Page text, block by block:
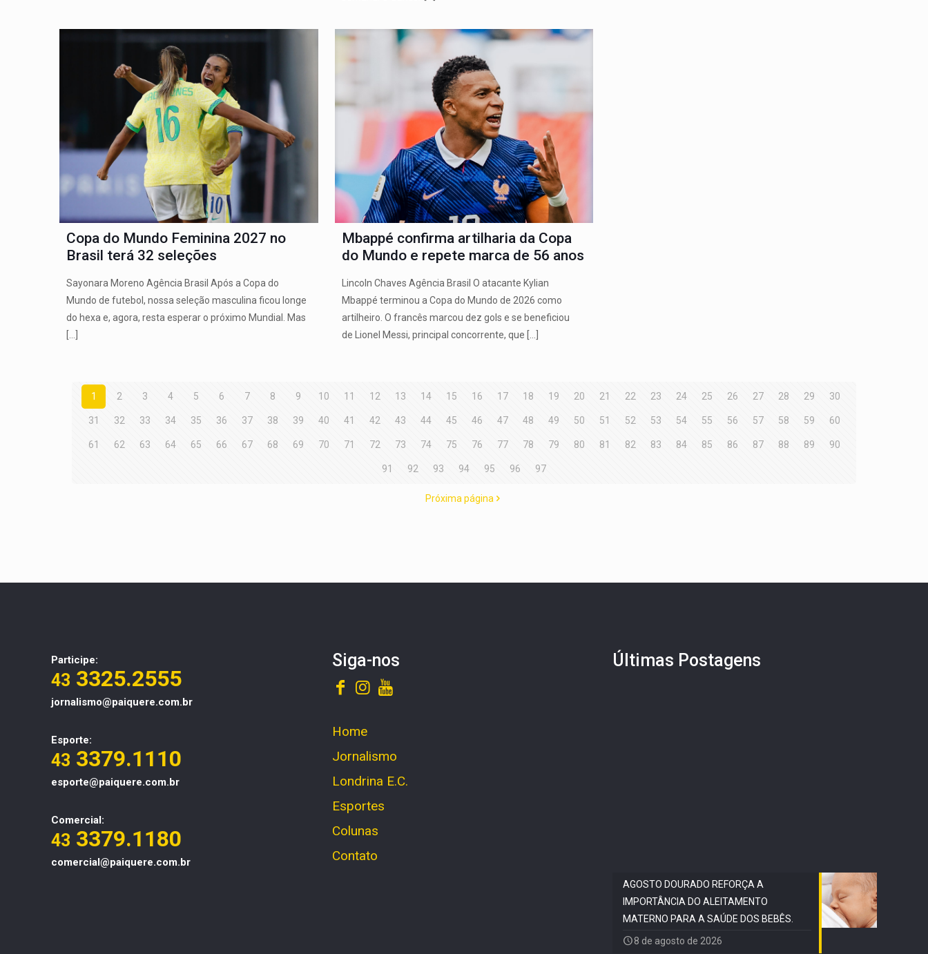
Copa do Mundo Feminina 2027 no
Brasil terá 32 seleções
Sayonara Moreno Agência Brasil Após a Copa do
Mundo de futebol, nossa seleção masculina ficou longe
do hexa e, agora, resta esperar o próximo Mundial. Mas
Mbappé confirma artilharia da Copa
do Mundo e repete marca de 56 anos
Lincoln Chaves Agência Brasil O atacante Kylian
Mbappé terminou a Copa do Mundo de 2026 como
artilheiro. O francês marcou dez gols e se beneficiou
de Lionel Messi, principal concorrente, que
1 2 3 4 5 6 7 8 9 10 11 12 13 14 15 16 17 18 19 20 21 22 23 24 25 26 27 28 29 30
31 32 33 34 35 36 37 38 39 40 41 42 43 44 45 46 47 48 49 50 51 52 53 54 55 56 57 58 59 60
61 62 63 64 65 66 67 68 69 70 71 72 73 74 75 76 77 78 79 80 81 82 83 84 85 86 87 88 89 90
91 92 93 94 95 96 97
Próxima página
Participe:
43 3325.2555
jornalismo@paiquere.com.br
Esporte:
43 3379.1110
esporte@paiquere.com.br
Comercial:
43 3379.1180
comercial@paiquere.com.br
Siga-nos
Home
Jornalismo
Londrina E.C.
Esportes
Colunas
Contato
Últimas Postagens
AGOSTO DOURADO REFORÇA A
IMPORTÂNCIA DO ALEITAMENTO
MATERNO PARA A SAÚDE DOS BEBÊS.
8 de agosto de 2026